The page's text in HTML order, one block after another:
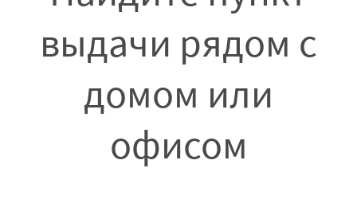
выдачи рядом с
домом или
офисом